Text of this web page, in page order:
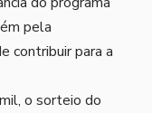
pela
contribuir para a
o sorteio do